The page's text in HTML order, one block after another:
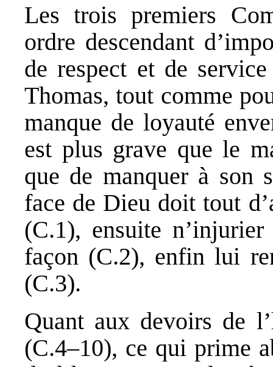
Les trois premiers
ordre descendant
de respect et de
Thomas, tout comme
manque de loyauté
est plus grave que le
que de manquer à son
face de Dieu doit tout
(C.1), ensuite
façon (C.2), enfin lui
(C.3).
Quant aux devoirs de
(C.4–10), ce qui prime